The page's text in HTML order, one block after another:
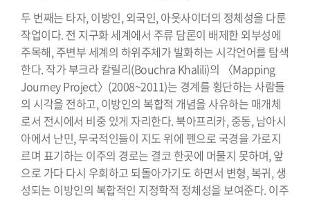
두 번째는 타자, 이방인, 외국인, 아웃사이더의 정체성을 다룬
작업이다. 전 지구화 세계에서 주류 담론이 배제한 외부성에
주목해, 주변부 세계의 하위주체가 발화하는 시각언어를 탐색
한다. 작가 부크라 칼릴리(Bouchra Khalili)의 〈Mapping
Journey Project〉(2008~2011)는 경계를 횡단하는 사람들
의 시각을 전하고, 이방인의 복합적 개념을 사유하는 매개체
로서 전시에서 비중 있게 자리한다. 북아프리카, 중동, 남아시
아에서 난민, 무국적인들이 지도 위에 펜으로 국경을 가로지
르며 표기하는 이주의 경로는 결코 한곳에 머물지 못하며, 앞
으로 가다 다시 우회하고 되돌아가기도 하면서 변형, 복귀, 생
성되는 이방인의 복합적인 지정학적 정체성을 보여준다. 이주